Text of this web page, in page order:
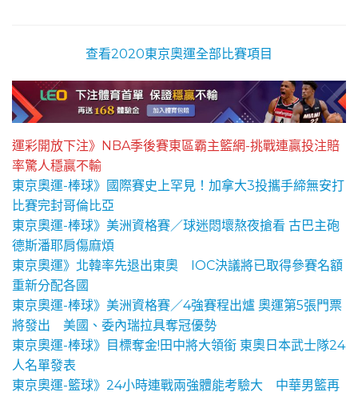
查看2020東京奧運全部比賽項目
運彩開放下注》NBA季後賽東區霸主籃網-挑戰連贏投注賠
率驚人穩贏不輸
東京奧運-棒球》國際賽史上罕見！加拿大3投攜手締無安打
比賽完封哥倫比亞
東京奧運-棒球》美洲資格賽／球迷悶壞熬夜搶看 古巴主砲
德斯潘耶肩傷麻煩
東京奧運》北韓率先退出東奧 IOC決議將已取得參賽名額
重新分配各國
東京奧運-棒球》美洲資格賽／4強賽程出爐 奧運第5張門票
將發出 美國、委內瑞拉具奪冠優勢
東京奧運-棒球》目標奪金!田中將大領銜 東奧日本武士隊24
人名單發表
東京奧運-籃球》24小時連戰兩強體能考驗大 中華男籃再